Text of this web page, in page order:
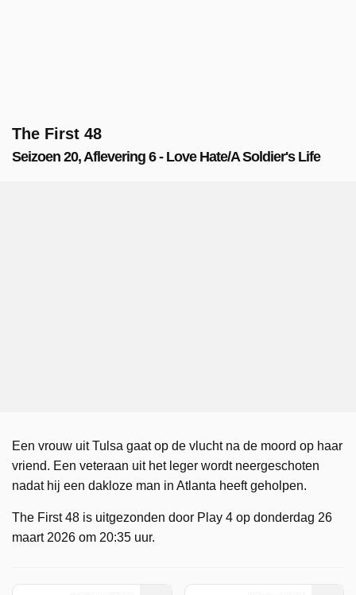
The First 48
Seizoen 20, Aflevering 6 - Love Hate/A Soldier's Life
Een vrouw uit Tulsa gaat op de vlucht na de moord op haar
vriend. Een veteraan uit het leger wordt neergeschoten
nadat hij een dakloze man in Atlanta heeft geholpen.
The First 48 is uitgezonden door Play 4 op donderdag 26
maart 2026 om 20:35 uur.